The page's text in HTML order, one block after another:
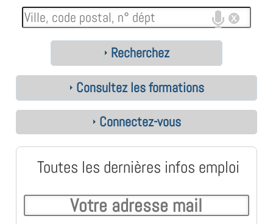
Recherchez
Consultez les formations
Connectez-vous
Toutes les dernières infos emploi